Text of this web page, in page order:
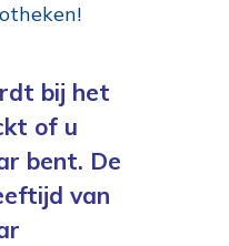
bij het
of u
bent. De
van